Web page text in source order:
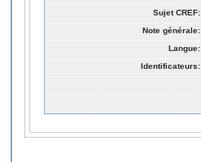
Sujet CREF:
Note générale:
Langue:
Identificateurs: